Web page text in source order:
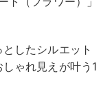
したシルエット
ゃれ見えが叶う1